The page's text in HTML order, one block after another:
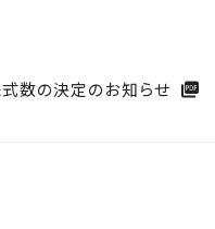
数の決定のお知らせ